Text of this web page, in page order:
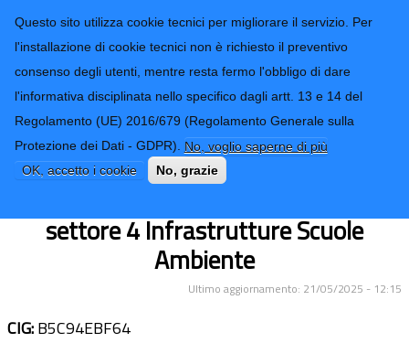
Questo sito utilizza cookie tecnici per migliorare il servizio. Per
l'installazione di cookie tecnici non è richiesto il preventivo
consenso degli utenti, mentre resta fermo l'obbligo di dare
l'informativa disciplinata nello specifico dagli artt. 13 e 14 del
Regolamento (UE) 2016/679 (Regolamento Generale sulla
Protezione dei Dati - GDPR). No, voglio saperne di più
OK, accetto i cookie
No, grazie
Provincia di
Imperia
CONTATTI-URP
TRASPARENZA
Form di ricerca
Fornitura abbigliamento e
attrezzatura per i cantonieri
settore 4 Infrastrutture Scuole
Ambiente
Ultimo aggiornamento: 21/05/2025 - 12:15
CIG:B5C94EBF64